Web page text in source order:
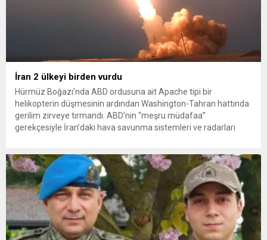
İran 2 ülkeyi birden vurdu
Hürmüz Boğazı’nda ABD ordusuna ait Apache tipi bir
helikopterin düşmesinin ardından Washington-Tahran hattında
gerilim zirveye tırmandı. ABD’nin “meşru müdafaa”
gerekçesiyle İran’daki hava savunma sistemleri ve radarları
yeni bir ABD saldırısına anında yanıt verileceğini duyurdu....